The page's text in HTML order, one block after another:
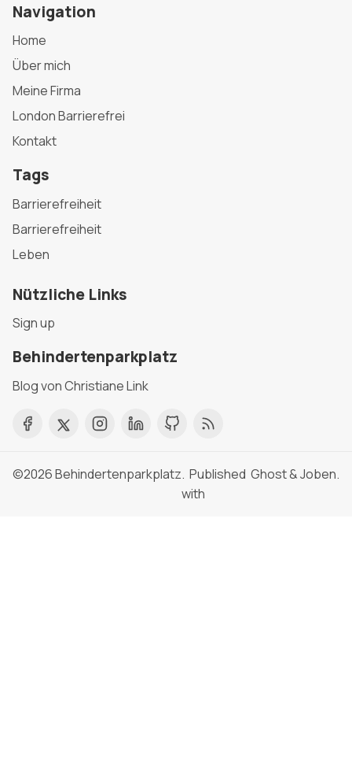
Navigation
Home
Über mich
Meine Firma
London Barrierefrei
Kontakt
Tags
Barrierefreiheit
Barrierefreiheit
Leben
Nützliche Links
Sign up
Behindertenparkplatz
Blog von Christiane Link
©2026Behindertenparkplatz. Published
with
Ghost&Joben.